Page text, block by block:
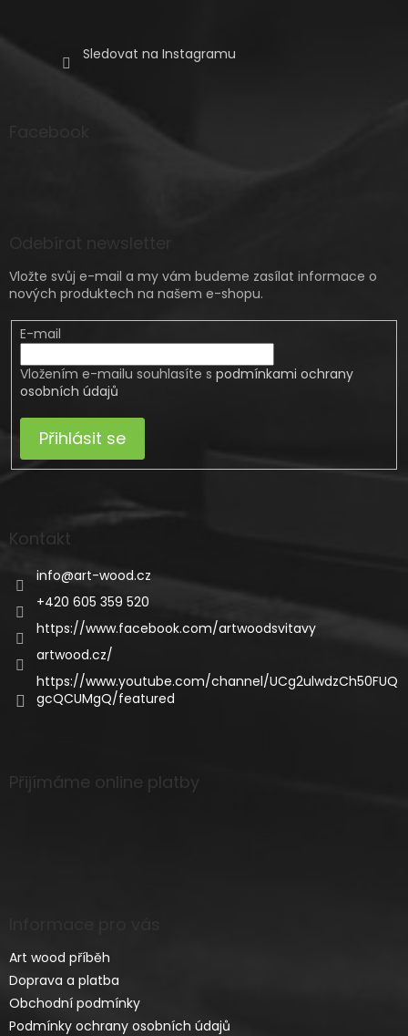
Sledovat na Instagramu
Vložte svůj e-mail a my vám budeme zasílat informace o
nových produktech na našem e-shopu.
E-mail
Vložením e-mailu souhlasíte s podmínkami ochrany
osobních údajů
Přihlásit se
Kontakt
info@art-wood.cz
+420 605 359 520
https://www.facebook.com/artwoodsvitavy
artwood.cz/
https://www.youtube.com/channel/UCg2ulwdzCh50FUQ
gcQCUMgQ/featured
Přijímáme online platby
Art wood příběh
Doprava a platba
Obchodní podmínky
Podmínky ochrany osobních údajů